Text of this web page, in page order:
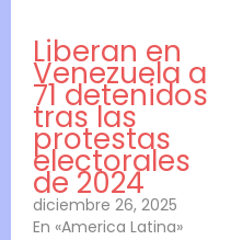
Liberan en
Venezuela a
71 detenidos
tras las
protestas
electorales
de 2024
diciembre 26, 2025
En «America Latina»